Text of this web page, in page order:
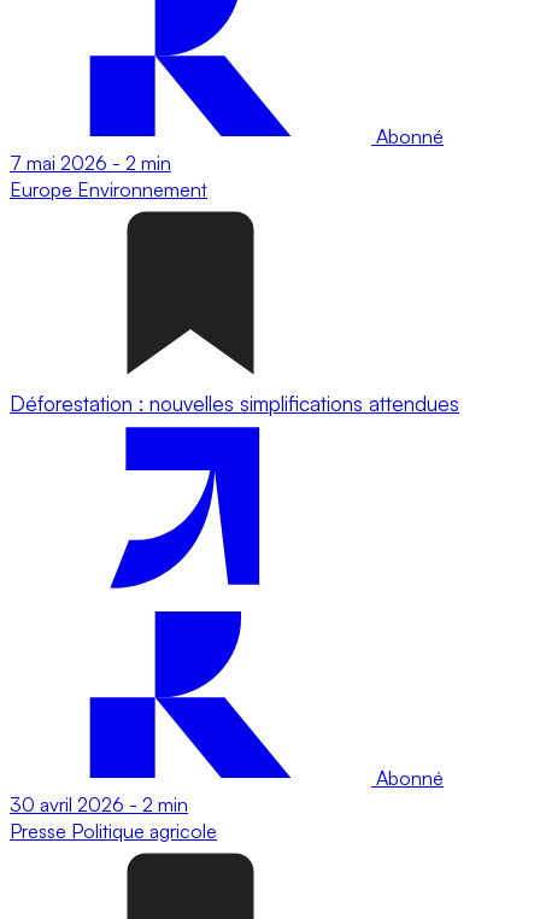
Abonné
7 mai 2026 - 2 min
Europe Environnement
Déforestation : nouvelles simplifications attendues
Abonné
30 avril 2026 - 2 min
Presse Politique agricole